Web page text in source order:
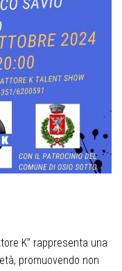
K” rappresenta una
promuovendo non